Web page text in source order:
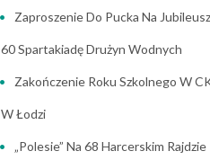
Zaproszenie Do Pucka Na
60 Spartakiadę Drużyn Wodnych
Zakończenie Roku Szkolnego W
W Łodzi
„Polesie” Na 68 Harcerskim Rajdzie